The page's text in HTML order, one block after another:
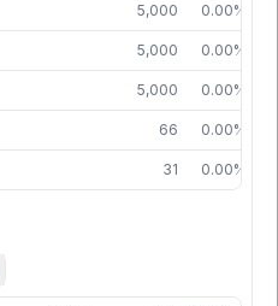
5,000 0.00%
5,000 0.00%
5,000 0.00%
66 0.00%
31 0.00%